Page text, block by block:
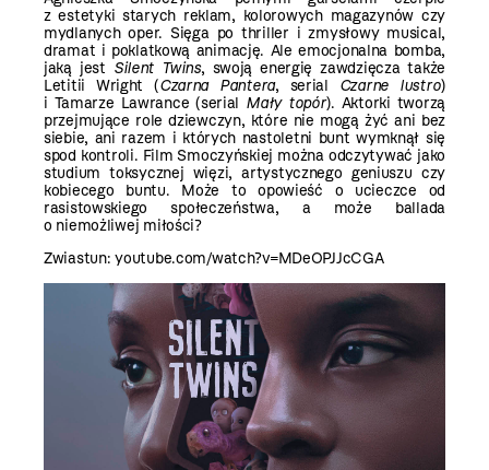
z estetyki starych reklam, kolorowych magazynów czy
mydlanych oper. Sięga po thriller i zmysłowy musical,
dramat i poklatkową animację. Ale emocjonalna bomba,
jaką jest Silent Twins, swoją energię zawdzięcza także
Letitii Wright (Czarna Pantera, serial Czarne lustro)
i Tamarze Lawrance (serial Mały topór). Aktorki tworzą
przejmujące role dziewczyn, które nie mogą żyć ani bez
siebie, ani razem i których nastoletni bunt wymknął się
spod kontroli. Film Smoczyńskiej można odczytywać jako
studium toksycznej więzi, artystycznego geniuszu czy
kobiecego buntu. Może to opowieść o ucieczce od
rasistowskiego społeczeństwa, a może ballada
o niemożliwej miłości?
Zwiastun:youtube.com/watch?v=MDeOPJJcCGA